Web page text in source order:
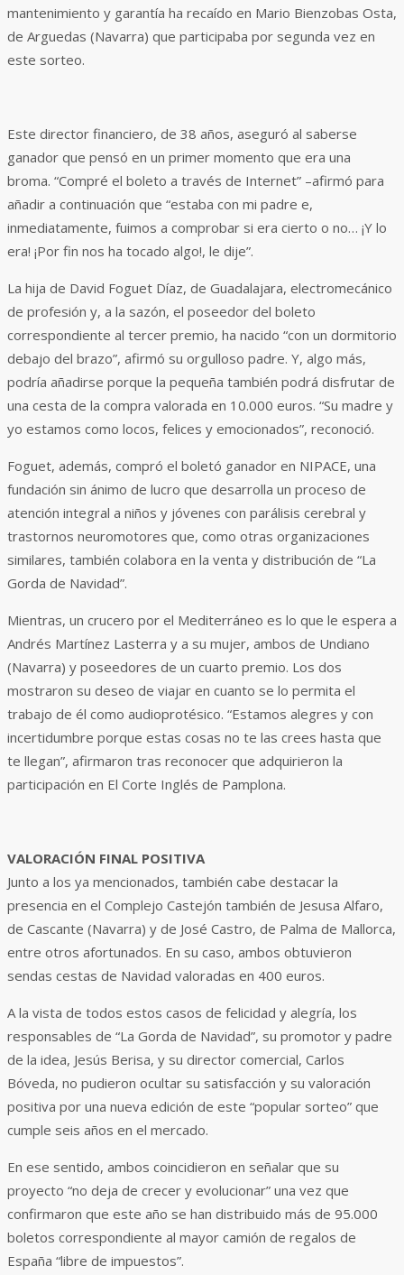
mantenimiento y garantía ha recaído en Mario Bienzobas Osta,
de Arguedas (Navarra) que participaba por segunda vez en
este sorteo.
Este director financiero, de 38 años, aseguró al saberse
ganador que pensó en un primer momento que era una
broma. “Compré el boleto a través de Internet” –afirmó para
añadir a continuación que “estaba con mi padre e,
inmediatamente, fuimos a comprobar si era cierto o no… ¡Y lo
era! ¡Por fin nos ha tocado algo!, le dije”.
La hija de David Foguet Díaz, de Guadalajara, electromecánico
de profesión y, a la sazón, el poseedor del boleto
correspondiente al tercer premio, ha nacido “con un dormitorio
debajo del brazo”, afirmó su orgulloso padre. Y, algo más,
podría añadirse porque la pequeña también podrá disfrutar de
una cesta de la compra valorada en 10.000 euros. “Su madre y
yo estamos como locos, felices y emocionados”, reconoció.
Foguet, además, compró el boletó ganador en NIPACE, una
fundación sin ánimo de lucro que desarrolla un proceso de
atención integral a niños y jóvenes con parálisis cerebral y
trastornos neuromotores que, como otras organizaciones
similares, también colabora en la venta y distribución de “La
Gorda de Navidad”.
Mientras, un crucero por el Mediterráneo es lo que le espera a
Andrés Martínez Lasterra y a su mujer, ambos de Undiano
(Navarra) y poseedores de un cuarto premio. Los dos
mostraron su deseo de viajar en cuanto se lo permita el
trabajo de él como audioprotésico. “Estamos alegres y con
incertidumbre porque estas cosas no te las crees hasta que
te llegan”, afirmaron tras reconocer que adquirieron la
participación en El Corte Inglés de Pamplona.
VALORACIÓN FINAL POSITIVA
Junto a los ya mencionados, también cabe destacar la
presencia en el Complejo Castejón también de Jesusa Alfaro,
de Cascante (Navarra) y de José Castro, de Palma de Mallorca,
entre otros afortunados. En su caso, ambos obtuvieron
sendas cestas de Navidad valoradas en 400 euros.
A la vista de todos estos casos de felicidad y alegría, los
responsables de “La Gorda de Navidad”, su promotor y padre
de la idea, Jesús Berisa, y su director comercial, Carlos
Bóveda, no pudieron ocultar su satisfacción y su valoración
positiva por una nueva edición de este “popular sorteo” que
cumple seis años en el mercado.
En ese sentido, ambos coincidieron en señalar que su
proyecto “no deja de crecer y evolucionar” una vez que
confirmaron que este año se han distribuido más de 95.000
boletos correspondiente al mayor camión de regalos de
España “libre de impuestos”.